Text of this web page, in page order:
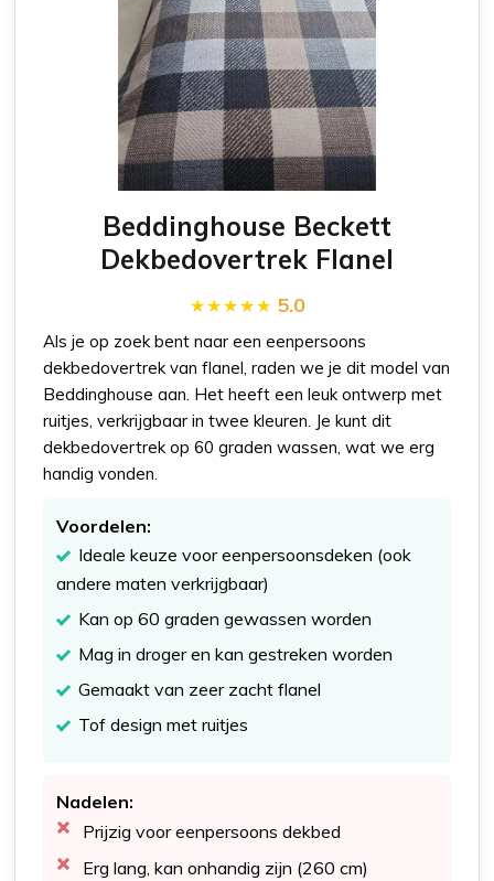
Beddinghouse Beckett
Dekbedovertrek Flanel
5.0
Als je op zoek bent naar een eenpersoons
dekbedovertrek van flanel, raden we je dit model van
Beddinghouse aan. Het heeft een leuk ontwerp met
ruitjes, verkrijgbaar in twee kleuren. Je kunt dit
dekbedovertrek op 60 graden wassen, wat we erg
handig vonden.
Voordelen:
Ideale keuze voor eenpersoonsdeken (ook
andere maten verkrijgbaar)
Kan op 60 graden gewassen worden
Mag in droger en kan gestreken worden
Gemaakt van zeer zacht flanel
Tof design met ruitjes
Nadelen:
Prijzig voor eenpersoons dekbed
Erg lang, kan onhandig zijn (260 cm)